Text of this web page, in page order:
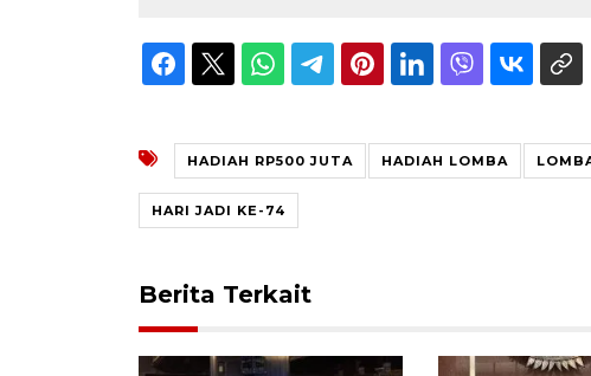
HADIAH RP500 JUTA HADIAH LOMBA
HARI JADI KE-74
Berita Terkait